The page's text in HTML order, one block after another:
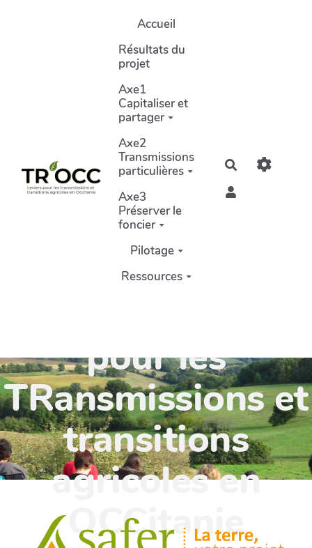
Aller au contenu principalAccueil
Résultats du
projet
Axe1
Capitaliser et
partager
Axe2
Transmissions
particulières
Axe3
Préserver le
foncier
Pilotage
Ressources
Rechercher
pour les
TRansmissions et
transitions
agricoles en
OCCitanie